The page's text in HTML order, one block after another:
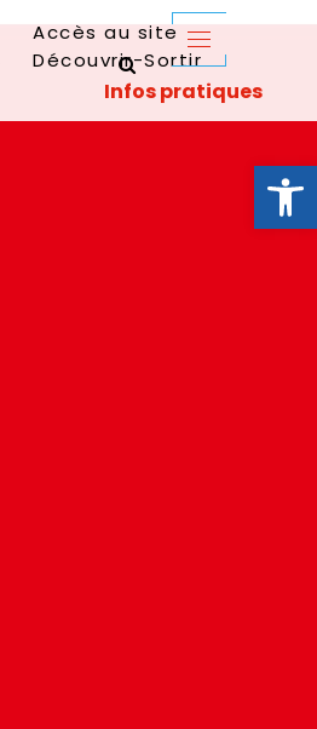
Ouvrir
Accès au site
Découvrir-Sortir